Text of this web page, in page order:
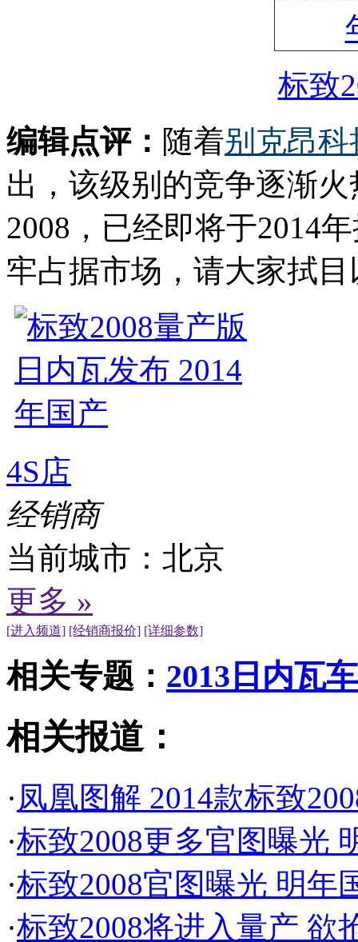
标致
编辑点评： 随着别克昂科
出，该级别的竞争逐渐
2008，已经即将于2014
牢占据市场，请大家拭目
4S店
经销商
当前城市： 北京
更多 »
[进入频道] [经销商报价] [详细参数]
相关专题： 2013日内瓦
相关报道：
·凤凰图解 2014款标致
·标致2008更多官图曝光
·标致2008官图曝光 明年
·标致2008将进入量产 欲